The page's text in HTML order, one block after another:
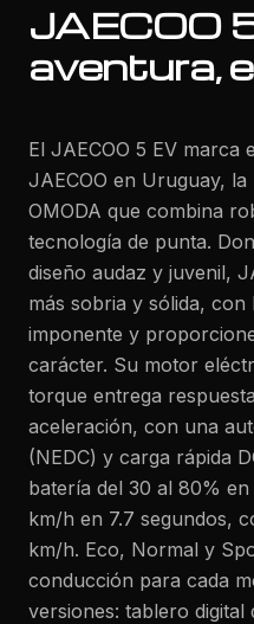
JAECOO
aventura,
El JAECOO 5 EV marca
JAECOO en Uruguay,
OMODA que combina
tecnología de punta.
diseño audaz y juvenil,
más sobria y sólida,
imponente y
carácter. Su motor
torque entrega
aceleración, con una
(NEDC) y carga rápida
batería del 30 al 80%
km/h en 7.7 segundos,
km/h. Eco, Normal y
conducción para cada
versiones: tablero